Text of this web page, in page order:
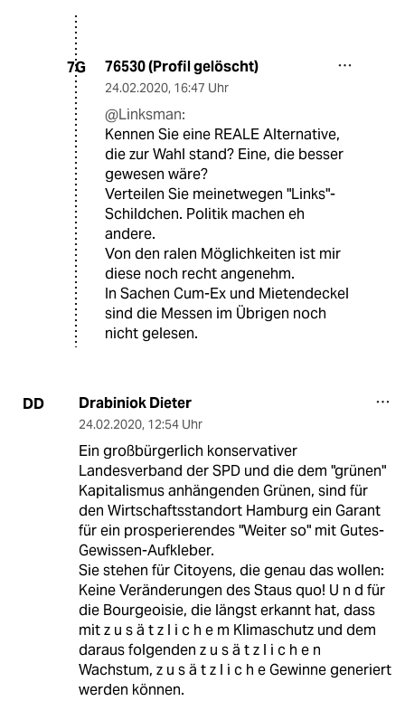
7G 76530 (Profil gelöscht)
24.02.2020, 16:47 Uhr
@Linksman:
Kennen Sie eine REALE Alternative,
die zur Wahl stand? Eine, die besser
gewesen wäre?
Verteilen Sie meinetwegen "Links"-
Schildchen. Politik machen eh
andere.
Von den ralen Möglichkeiten ist mir
diese noch recht angenehm.
In Sachen Cum-Ex und Mietendeckel
sind die Messen im Übrigen noch
nicht gelesen.
DD Drabiniok Dieter
24.02.2020, 12:54 Uhr
Ein großbürgerlich konservativer
Landesverband der SPD und die dem "grünen"
Kapitalismus anhängenden Grünen, sind für
den Wirtschaftsstandort Hamburg ein Garant
für ein prosperierendes "Weiter so" mit Gutes-
Gewissen-Aufkleber.
Sie stehen für Citoyens, die genau das wollen:
Keine Veränderungen des Staus quo! U n d für
die Bourgeoisie, die längst erkannt hat, dass
mit z u s ä t z l i c h e m Klimaschutz und dem
daraus folgenden z u s ä t z l i c h e n
Wachstum, z u s ä t z l i c h e Gewinne generiert
werden können.